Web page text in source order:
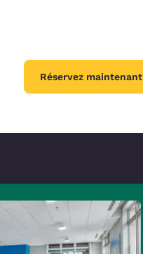
Réservez maintenant